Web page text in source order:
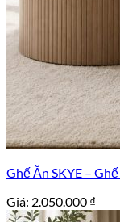
Ghế Ăn SKYE –
Giá: 2.050.000 ₫